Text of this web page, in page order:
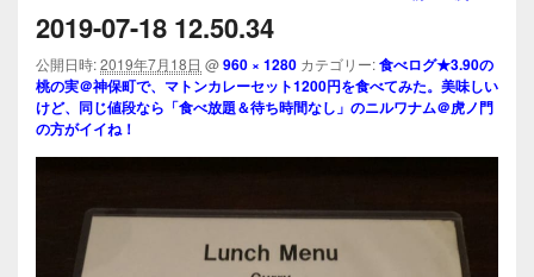
ビ
ゲ
ー
2019-07-18 12.50.34
公開日時:2019年7月18日 @960 × 1280 カテゴリー:食べログ★3.90の
桃の実＠神保町で、マトンカレーセット1200円を食べてみた。美味しい
けど、同じ値段なら「食べ放題＆待ち時間なし」のニルワナム＠虎ノ門
の方がイイね！